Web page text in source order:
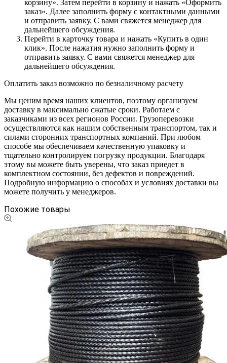
корзину». Затем перейти в корзину и нажать «Оформить
заказ». Далее заполнить форму с контактными данными
и отправить заявку. С вами свяжется менеджер для
дальнейшего обсуждения.
Перейти в карточку товара и нажать «Купить в один
клик». После нажатия нужно заполнить форму и
отправить заявку. С вами свяжется менеджер для
дальнейшего обсуждения.
Оплатить заказ возможно по безналичному расчету
Мы ценим время наших клиентов, поэтому организуем
доставку в максимально сжатые сроки. Работаем с
заказчиками из всех регионов России. Грузоперевозки
осуществляются как нашим собственным транспортом, так и
силами сторонних транспортных компаний. При любом
способе мы обеспечиваем качественную упаковку и
тщательно контролируем погрузку продукции. Благодаря
этому вы можете быть уверены, что заказ приедет в
комплектном состоянии, без дефектов и повреждений.
Подробную информацию о способах и условиях доставки вы
можете получить у менеджеров.
Похожие товары